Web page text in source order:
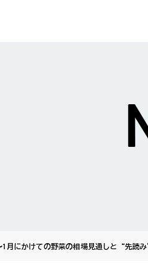
1月にかけての野菜の相場見通しと“先読